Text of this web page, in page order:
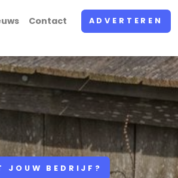
Contact ADVERTEREN
JOUW BEDRIJF?